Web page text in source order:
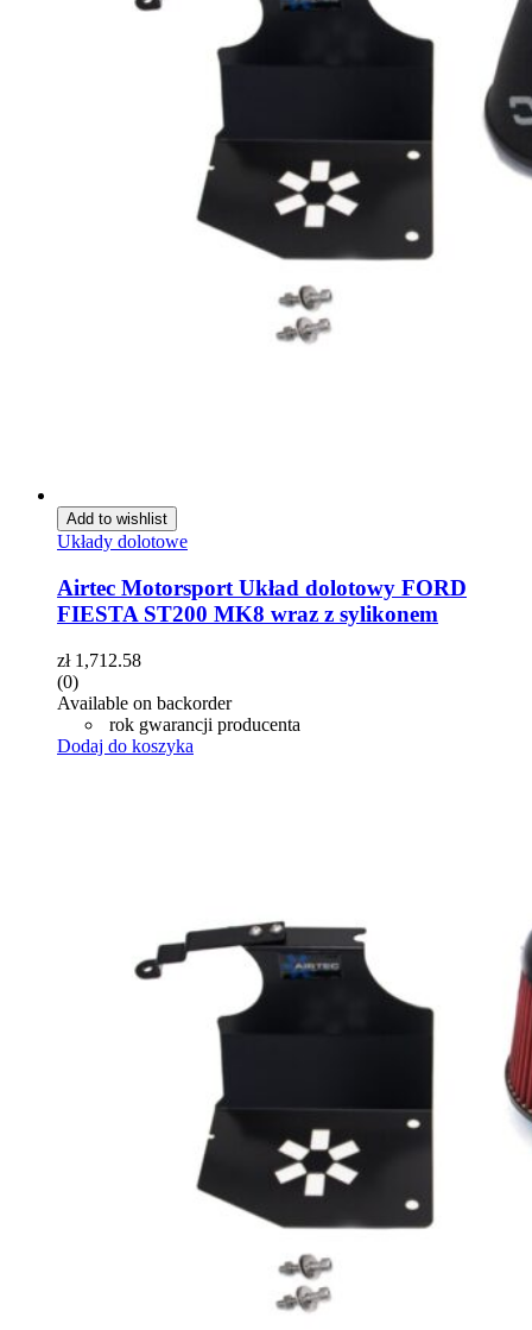
Add to wishlist
Układy dolotowe
Airtec Motorsport Układ dolotowy FORD
FIESTA ST200 MK8 wraz z sylikonem
zł1,712.58
(0)
Available on backorder
rok gwarancji producenta
Dodaj do koszyka